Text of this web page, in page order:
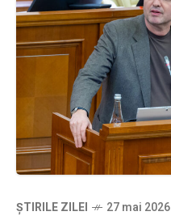
ȘTIRILE ZILEI 27 mai 2026